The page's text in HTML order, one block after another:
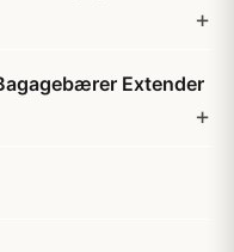
Extender